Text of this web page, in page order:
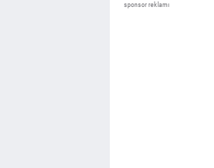
sponsor reklamı